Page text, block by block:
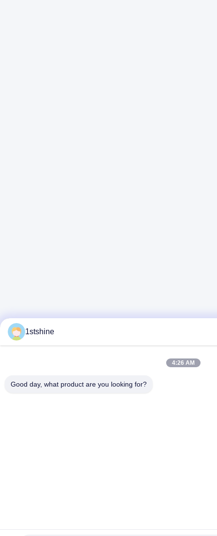
1stshine
4:26 AM
Good day, what product are you looking for?